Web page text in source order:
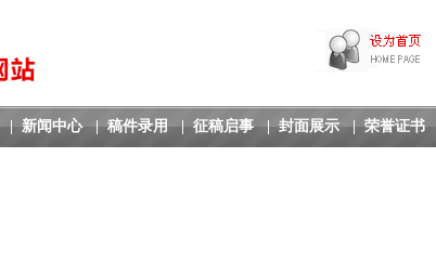
新闻中心|稿件录用|征稿启事|封面展示|荣誉证书